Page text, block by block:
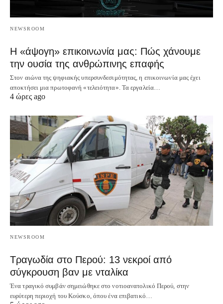
NEWSROOM
Η «άψογη» επικοινωνία μας: Πώς χάνουμε
την ουσία της ανθρώπινης επαφής
Στον αιώνα της ψηφιακής υπερσυνδεσιμότητας, η επικοινωνία μας έχει
αποκτήσει μια πρωτοφανή «τελειότητα». Τα εργαλεία…
4 ώρες ago
NEWSROOM
Τραγωδία στο Περού: 13 νεκροί από
σύγκρουση βαν με νταλίκα
Ένα τραγικό συμβάν σημειώθηκε στο νοτιοανατολικό Περού, στην
ευρύτερη περιοχή του Κούσκο, όπου ένα επιβατικό…